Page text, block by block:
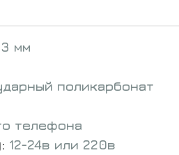
мм
поликарбонат
телефона
12-24в или 220в